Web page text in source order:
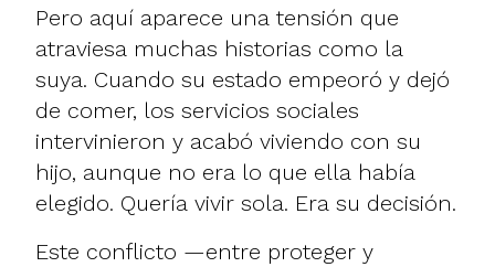
Pero aquí aparece una tensión que
atraviesa muchas historias como la
suya. Cuando su estado empeoró y dejó
de comer, los servicios sociales
intervinieron y acabó viviendo con su
hijo, aunque no era lo que ella había
elegido. Quería vivir sola. Era su decisión.
Este conflicto —entre proteger y